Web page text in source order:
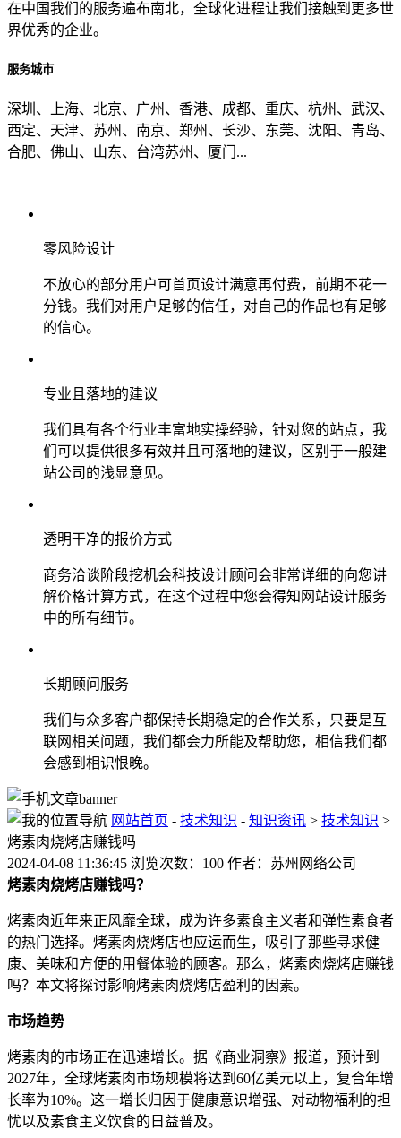
在中国我们的服务遍布南北，全球化进程让我们接触到更多世
界优秀的企业。
服务城市
深圳、上海、北京、广州、香港、成都、重庆、杭州、武汉、
西定、天津、苏州、南京、郑州、长沙、东莞、沈阳、青岛、
合肥、佛山、山东、台湾苏州、厦门...
零风险设计
不放心的部分用户可首页设计满意再付费，前期不花一
分钱。我们对用户足够的信任，对自己的作品也有足够
的信心。
专业且落地的建议
我们具有各个行业丰富地实操经验，针对您的站点，我
们可以提供很多有效并且可落地的建议，区别于一般建
站公司的浅显意见。
透明干净的报价方式
商务洽谈阶段挖机会科技设计顾问会非常详细的向您讲
解价格计算方式，在这个过程中您会得知网站设计服务
中的所有细节。
长期顾问服务
我们与众多客户都保持长期稳定的合作关系，只要是互
联网相关问题，我们都会力所能及帮助您，相信我们都
会感到相识恨晚。
网站首页 - 技术知识 - 知识资讯 > 技术知识 >
烤素肉烧烤店赚钱吗
2024-04-08 11:36:45 浏览次数：100 作者：苏州网络公司
烤素肉烧烤店赚钱吗？
烤素肉近年来正风靡全球，成为许多素食主义者和弹性素食者
的热门选择。烤素肉烧烤店也应运而生，吸引了那些寻求健
康、美味和方便的用餐体验的顾客。那么，烤素肉烧烤店赚钱
吗？本文将探讨影响烤素肉烧烤店盈利的因素。
市场趋势
烤素肉的市场正在迅速增长。据《商业洞察》报道，预计到
2027年，全球烤素肉市场规模将达到60亿美元以上，复合年增
长率为10%。这一增长归因于健康意识增强、对动物福利的担
忧以及素食主义饮食的日益普及。